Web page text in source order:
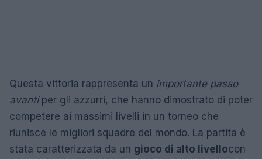
Questa vittoria rappresenta un importante passo
avantiper gli azzurri, che hanno dimostrato di poter
competere ai massimi livelli in un torneo che
riunisce le migliori squadre del mondo. La partita è
stata caratterizzata da un gioco di alto livellocon